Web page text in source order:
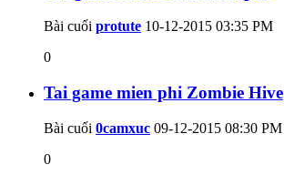
Bài cuối protute 10-12-2015 03:35 PM
0
Tai game mien phi Zombie Hive
Bài cuối 0camxuc 09-12-2015 08:30 PM
0